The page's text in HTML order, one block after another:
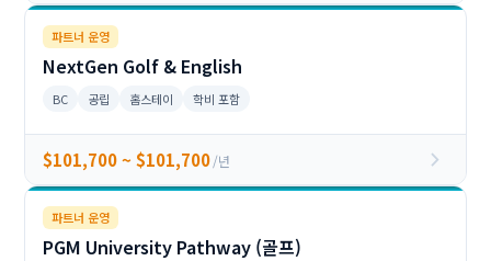
파트너 운영
NextGen Golf & English
BC 공립 홈스테이 학비 포함
$101,700 ~ $101,700/년 chevron_right
파트너 운영
PGM University Pathway (골프)